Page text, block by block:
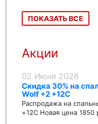
ПОКАЗАТЬ ВСЕ
Акции
02 Июня 2026
Скидка 30% на
Wolf +2 +12C
Распродажа на
+12C Новая цена 1850